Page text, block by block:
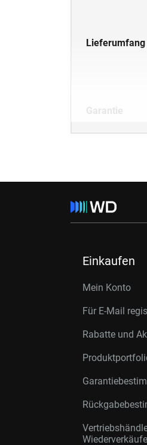
Lieferumfang
Garantie
Einkaufen
Mein Konto
Für E-Mail
Rabatte und